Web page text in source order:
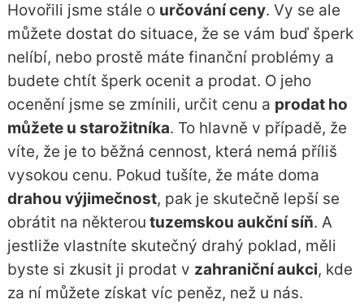
Hovořili jsme stále o určování ceny. Vy se ale
můžete dostat do situace, že se vám buď šperk
nelíbí, nebo prostě máte finanční problémy a
budete chtít šperk ocenit a prodat. O jeho
ocenění jsme se zmínili, určit cenu a prodat ho
můžete u starožitníka. To hlavně v případě, že
víte, že je to běžná cennost, která nemá příliš
vysokou cenu. Pokud tušíte, že máte doma
drahou výjimečnost, pak je skutečně lepší se
obrátit na některou tuzemskou aukční síň. A
jestliže vlastníte skutečný drahý poklad, měli
byste si zkusit ji prodat v zahraniční aukci, kde
za ní můžete získat víc peněz, než u nás.